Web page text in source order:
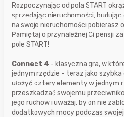
Rozpoczynając od pola START
sprzedając nieruchomości,
na swoje nieruchomości pobierasz
Pamiętaj o przynależnej Ci pensji
pole START!
Connect 4 - klasyczna gra, w
jednym rzędzie - teraz jako szybka
ułożyć cztery elementy w jednym
przeszkadzać swojemu
jego ruchów i uważaj, by on nie
dodatkowych mocy podczas